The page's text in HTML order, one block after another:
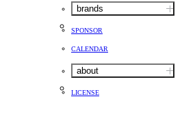
brands
SPONSOR
CALENDAR
about
LICENSE